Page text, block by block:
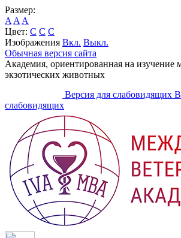
Размер:
A A A
Цвет: C C C
Изображения Вкл. Выкл.
Обычная версия сайта
Академия, ориентированная на
экзотических животных
Версия для слабовидящих
слабовидящих